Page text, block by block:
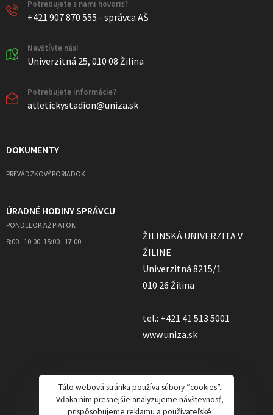
Potrebujete s nami hovoriť?
+421 907 870 555 - správca AŠ
Navštívte nás!
Univerzitná 25, 010 08 Žilina
Potrebujete informácie?
atletickystadion@uniza.sk
DOKUMENTY
PREVÁDZKOVÝ PORIADOK
ÚRADNÉ HODINY SPRÁVCU
PONDELOK AŽ PIATOK
8:00 - 10:00, 15:00 - 17:00
ŽILINSKÁ UNIVERZITA V
ŽILINE
Univerzitná 8215/1
010 26 Žilina
tel.: +421 41 513 5001
www.uniza.sk
Táto webová stránka používa súbory “cookies”.
Vďaka nim presnejšie analyzujeme návštevnosť,
prispôsobujeme reklamu a používateľské